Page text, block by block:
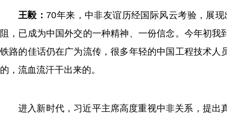
王毅： 70年来，中非友谊历经国际风云考验，展
阻，已成为中国外交的一种精神、一份信念。今年初
铁路的佳话仍在广为流传，很多年轻的中国工程技术
的，流血流汗干出来的。
进入新时代，习近平主席高度重视中非关系，提